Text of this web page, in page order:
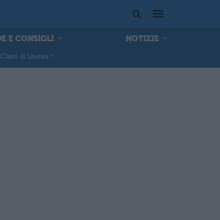
E CONSIGLI NOTIZIE
Classi di Laurea